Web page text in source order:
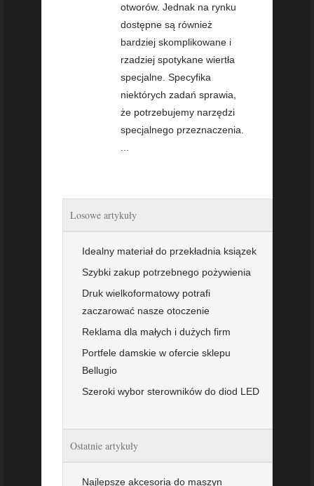
otworów. Jednak na rynku
dostępne są również
bardziej skomplikowane i
rzadziej spotykane wiertła
specjalne. Specyfika
niektórych zadań sprawia,
że potrzebujemy narzędzi
specjalnego przeznaczenia.
Losowe artykuły
Idealny materiał do przekładnia ksiązek
Szybki zakup potrzebnego pożywienia
Druk wielkoformatowy potrafi
zaczarować nasze otoczenie
Reklama dla małych i dużych firm
Portfele damskie w ofercie sklepu
Bellugio
Szeroki wybor sterowników do diod LED
Ostatnie artykuły
Najlepsze akcesoria do maszyn